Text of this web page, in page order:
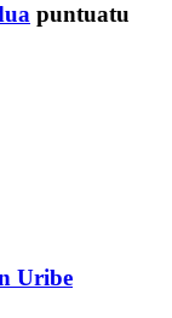
puntuatu
Uribe